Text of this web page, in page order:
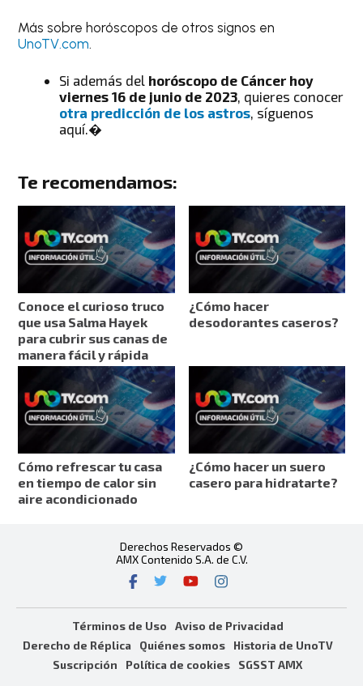
Más sobre horóscopos de otros signos en
UnoTV.com.
Si además del horóscopo de Cáncer hoy
viernes 16 de junio de 2023, quieres conocer
otra predicción de los astros, síguenos
aquí.�
Te recomendamos:
Conoce el curioso truco
que usa Salma Hayek
para cubrir sus canas de
manera fácil y rápida
¿Cómo hacer
desodorantes caseros?
Cómo refrescar tu casa
en tiempo de calor sin
aire acondicionado
¿Cómo hacer un suero
casero para hidratarte?
Derechos Reservados ©
AMX Contenido S.A. de C.V.
Términos de Uso
Aviso de Privacidad
Derecho de Réplica
Quiénes somos
Historia de UnoTV
Suscripción
Política de cookies SGSST AMX